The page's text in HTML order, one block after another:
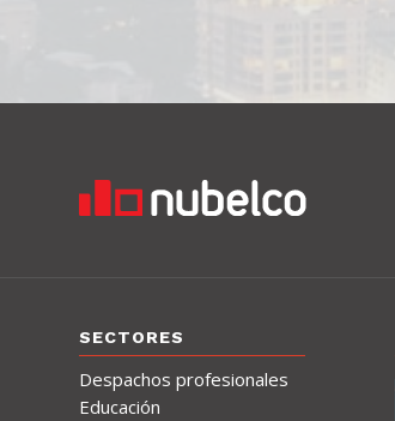
SECTORES
Despachos profesionales
Educación